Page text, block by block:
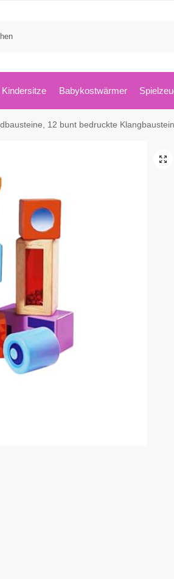
Kindersitze Babykostwärmer
12 bunt bedruckte Klangbausteine mit